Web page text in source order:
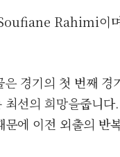
Rahimi이
경기의 첫 번째
최선의 희망을줍니
에 이전 외출의 반